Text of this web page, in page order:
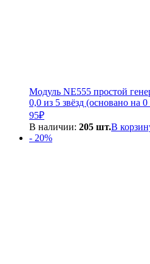
Модуль NE555 простой
0,0 из 5 звёзд (основано на
95₽
В наличии: 205 шт.В
- 20%